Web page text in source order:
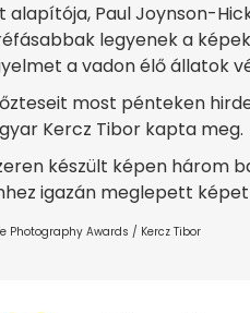
alapítója, Paul Joynson-
legyenek a
a vadon élő állatok
most pénteken
Kercz Tibor kapta meg.
készült képen három
igazán meglepett
Photography Awards / Kercz Tibor